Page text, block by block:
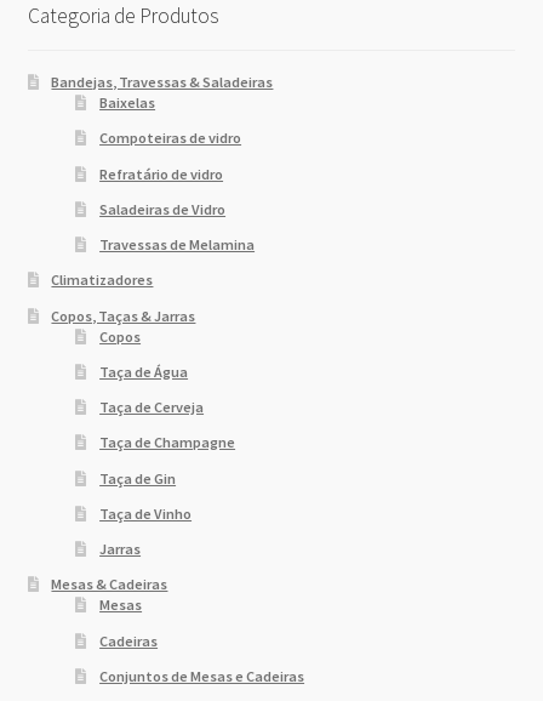
Categoria de Produtos
Bandejas, Travessas & Saladeiras
Baixelas
Compoteiras de vidro
Refratário de vidro
Saladeiras de Vidro
Travessas de Melamina
Climatizadores
Copos, Taças & Jarras
Copos
Taça de Água
Taça de Cerveja
Taça de Champagne
Taça de Gin
Taça de Vinho
Jarras
Mesas & Cadeiras
Mesas
Cadeiras
Conjuntos de Mesas e Cadeiras